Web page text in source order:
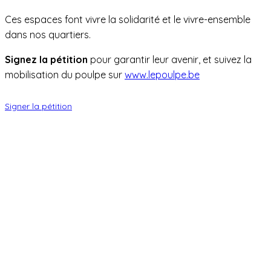
Ces espaces font vivre la solidarité et le vivre-ensemble
dans nos quartiers.
Signez la pétition pour garantir leur avenir, et suivez la
mobilisation du poulpe sur www.lepoulpe.be
Signer la pétition